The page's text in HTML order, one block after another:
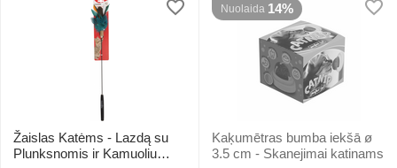
Žaislas Katėms - Lazdą su
Plunksnomis ir Kamuoliu
Nuolaida 14%
Kaķumētras bumba iekšā ø
3.5 cm - Skanejimai katinams